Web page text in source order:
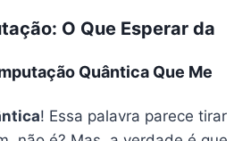
O Que Esperar da
Quântica Que Me
! Essa palavra parece tirar